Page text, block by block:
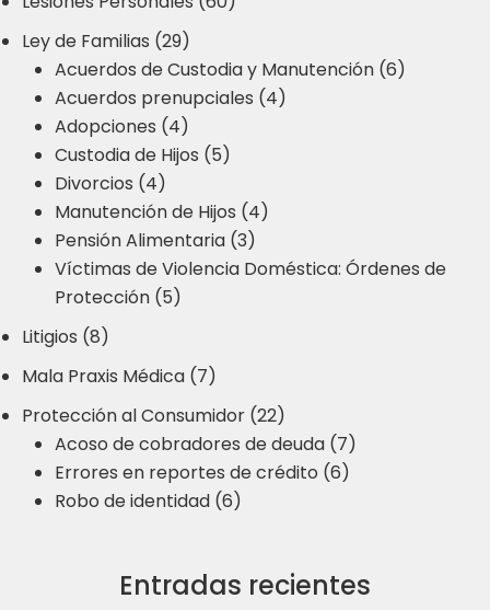
Ley de Familias (29)
Acuerdos de Custodia y Manutención (6)
Acuerdos prenupciales (4)
Adopciones (4)
Custodia de Hijos (5)
Divorcios (4)
Manutención de Hijos (4)
Pensión Alimentaria (3)
Víctimas de Violencia Doméstica: Órdenes de
Protección (5)
Litigios (8)
Mala Praxis Médica (7)
Protección al Consumidor (22)
Acoso de cobradores de deuda (7)
Errores en reportes de crédito (6)
Robo de identidad (6)
Entradas recientes